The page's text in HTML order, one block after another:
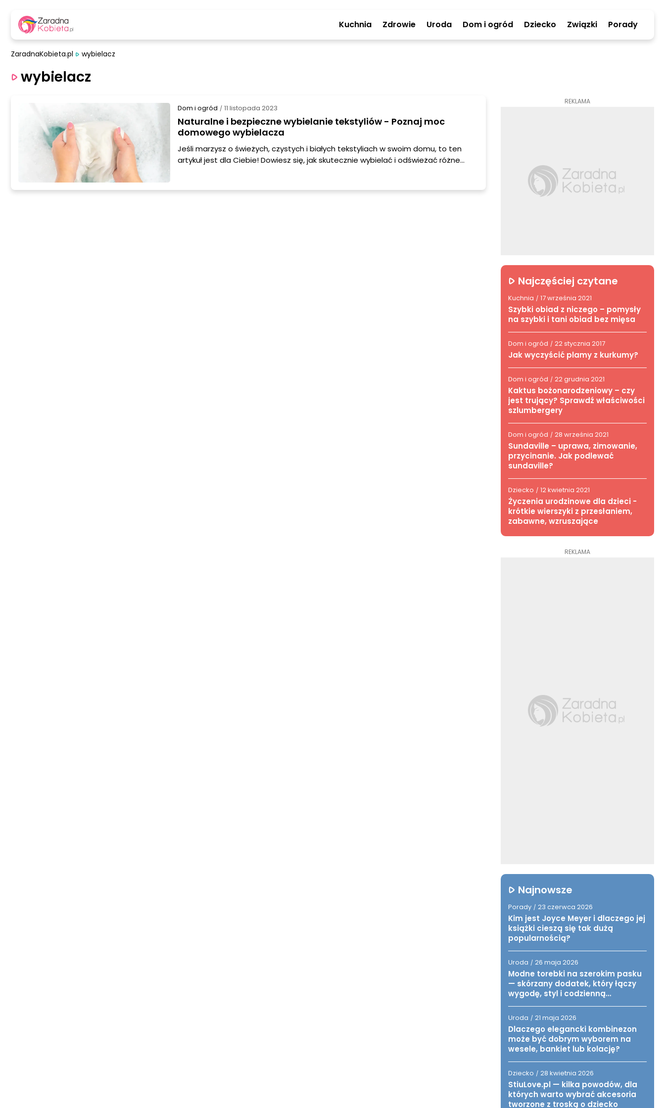
Kuchnia Zdrowie Uroda Dom i ogród Dziecko Związki Porady
ZaradnaKobieta.pl wybielacz
wybielacz
Dom i ogród / 11 listopada 2023
Naturalne i bezpieczne wybielanie tekstyliów - Poznaj moc
domowego wybielacza
Jeśli marzysz o świeżych, czystych i białych tekstyliach w swoim domu, to ten
artykuł jest dla Ciebie! Dowiesz się, jak skutecznie wybielać i odświeżać różne
REKLAMA
Najczęściej czytane
Kuchnia / 17 września 2021
Szybki obiad z niczego – pomysły
na szybki i tani obiad bez mięsa
Dom i ogród / 22 stycznia 2017
Jak wyczyścić plamy z kurkumy?
Dom i ogród / 22 grudnia 2021
Kaktus bożonarodzeniowy – czy
jest trujący? Sprawdź właściwości
szlumbergery
Dom i ogród / 28 września 2021
Sundaville – uprawa, zimowanie,
przycinanie. Jak podlewać
sundaville?
Dziecko / 12 kwietnia 2021
Życzenia urodzinowe dla dzieci -
krótkie wierszyki z przesłaniem,
zabawne, wzruszające
REKLAMA
Najnowsze
Porady / 23 czerwca 2026
Kim jest Joyce Meyer i dlaczego jej
książki cieszą się tak dużą
popularnością?
Uroda / 26 maja 2026
Modne torebki na szerokim pasku
— skórzany dodatek, który łączy
wygodę, styl i codzienną
Uroda / 21 maja 2026
Dlaczego elegancki kombinezon
może być dobrym wyborem na
wesele, bankiet lub kolację?
Dziecko / 28 kwietnia 2026
StiuLove.pl — kilka powodów, dla
których warto wybrać akcesoria
tworzone z troską o dziecko